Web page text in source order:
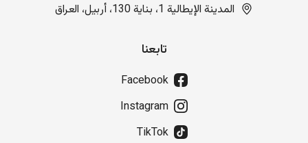
المدينة الإيطالية 1، بناية 130، أربيل، العراق
تابعنا
Facebook
Instagram
TikTok